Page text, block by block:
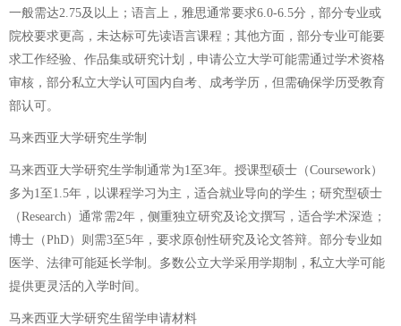
一般需达2.75及以上；语言上，雅思通常要求6.0-6.5分，部分专业或
院校要求更高，未达标可先读语言课程；其他方面，部分专业可能要
求工作经验、作品集或研究计划，申请公立大学可能需通过学术资格
审核，部分私立大学认可国内自考、成考学历，但需确保学历受教育
部认可。
马来西亚大学研究生学制
马来西亚大学研究生学制通常为1至3年。授课型硕士（Coursework）
多为1至1.5年，以课程学习为主，适合就业导向的学生；研究型硕士
（Research）通常需2年，侧重独立研究及论文撰写，适合学术深造；
博士（PhD）则需3至5年，要求原创性研究及论文答辩。部分专业如
医学、法律可能延长学制。多数公立大学采用学期制，私立大学可能
提供更灵活的入学时间。
马来西亚大学研究生留学申请材料